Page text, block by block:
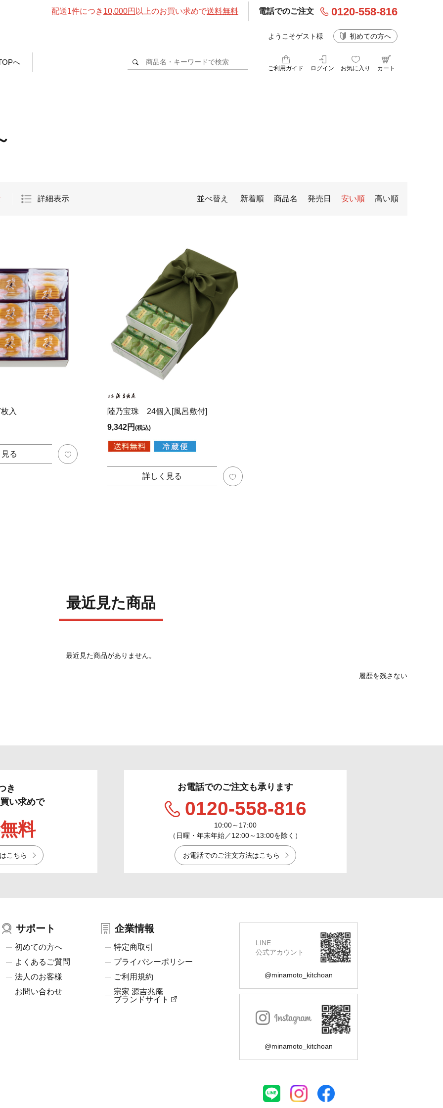
配送1件につき 10,000円 以上のお買い求めで送料無料 電話でのご注文 0120-558-816
ようこそゲスト様 初めての方へ
へ
ご利用ガイド ログイン お気に入り カート
詳細表示 並べ替え 新着順 商品名 発売日 安い順 高い順
入
る
陸乃宝珠 24個入[風呂敷付]
9,342円(税込)
詳しく見る
最近見た商品
最近見た商品がありません。
履歴を残さない
き
い求めで
料
こちら
お電話でのご注文も承ります
0120-558-816
10:00～17:00
（日曜・年末年始／12:00～13:00を除く）
お電話でのご注文方法はこちら
サポート
初めての方へ
よくあるご質問
法人のお客様
お問い合わせ
企業情報
特定商取引
プライバシーポリシー
ご利用規約
宗家 源吉兆庵
ブランドサイト
LINE
公式アカウント
@minamoto_kitchoan
@minamoto_kitchoan